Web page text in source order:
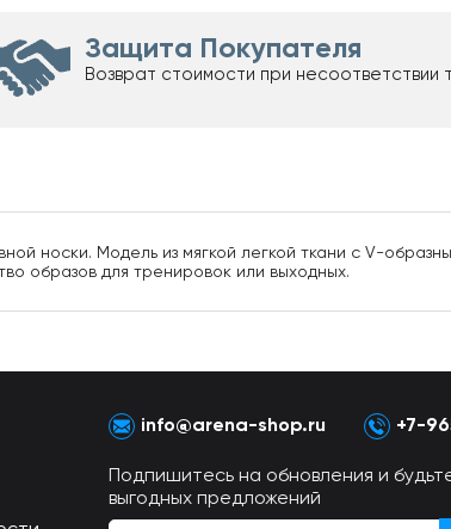
Защита Покупателя
Возврат стоимости при
носки. Модель из мягкой легкой ткани с V-
образов для тренировок или выходных.
info@arena-shop.ru +7-
Подпишитесь на обновления и
выгодных предложений